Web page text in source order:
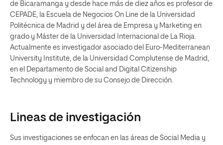
de Bicaramanga y desde hace más de diez años es profesor de
CEPADE, la Escuela de Negocios On Line de la Universidad
Politécnica de Madrid y del área de Empresa y Marketing en
grado y Máster de la Universidad Internacional de La Rioja.
Actualmente es investigador asociado del Euro-Mediterranean
University Institute, de la Universidad Complutense de Madrid,
en el Departamento de Social and Digital Citizenship
Technology y miembro de su Consejo de Dirección.
Lineas de investigación
Sus investigaciones se enfocan en las áreas de Social Media y